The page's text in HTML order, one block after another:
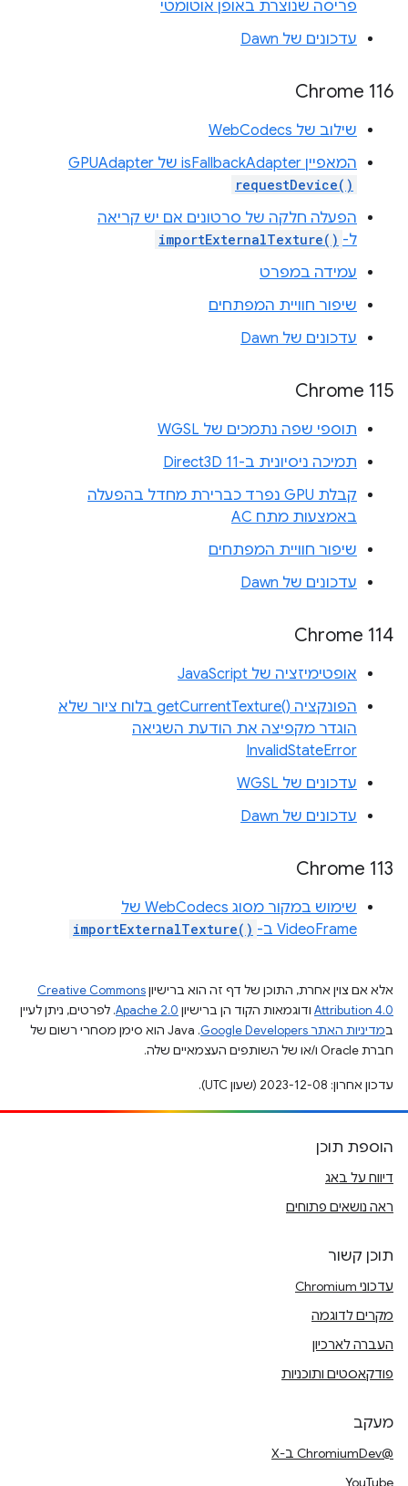
פריסה שנוצרת באופן אוטומטי
עדכונים של Dawn
Chrome 116
שילוב של WebCodecs
המאפיין isFallbackAdapter של ‎GPUAdapter
requestDevice()
הפעלה חלקה של סרטונים אם יש קריאה
ל- importExternalTexture()
עמידה במפרט
שיפור חוויית המפתחים
עדכונים של Dawn
Chrome 115
תוספי שפה נתמכים של WGSL
תמיכה ניסיונית ב-Direct3D 11
קבלת GPU נפרד כברירת מחדל בהפעלה
באמצעות מתח AC
שיפור חוויית המפתחים
עדכונים של Dawn
Chrome 114
אופטימיזציה של JavaScript
הפונקציה getCurrentTexture()‎ בלוח ציור שלא
הוגדר מקפיצה את הודעת השגיאה
InvalidStateError
עדכונים של WGSL
עדכונים של Dawn
Chrome 113
שימוש במקור מסוג WebCodecs של
VideoFrame ב-
importExternalTexture()
אלא אם צוין אחרת, התוכן של דף זה הוא ברישיוןCreative Commons
Attribution 4.0 ודוגמאות הקוד הן ברישיון Apache 2.0. לפרטים, ניתן לעיין
במדיניות האתר Google Developers‏
.‏ Java הוא סימן מסחרי רשום של
חברת Oracle ו/או של השותפים העצמאיים שלה.
עדכון אחרון: 2023-12-08 (שעון UTC).
הוספת תוכן
דיווח על באג
ראה נושאים פתוחים
תוכן קשור
עדכוני Chromium
מקרים לדוגמה
העברה לארכיון
פודקאסטים ותוכניות
מעקב
@ChromiumDev ב-X
YouTube